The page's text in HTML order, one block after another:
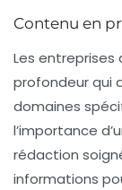
Contenu en
Les entreprises
profondeurqui
domaines
l’importance
rédaction
informations